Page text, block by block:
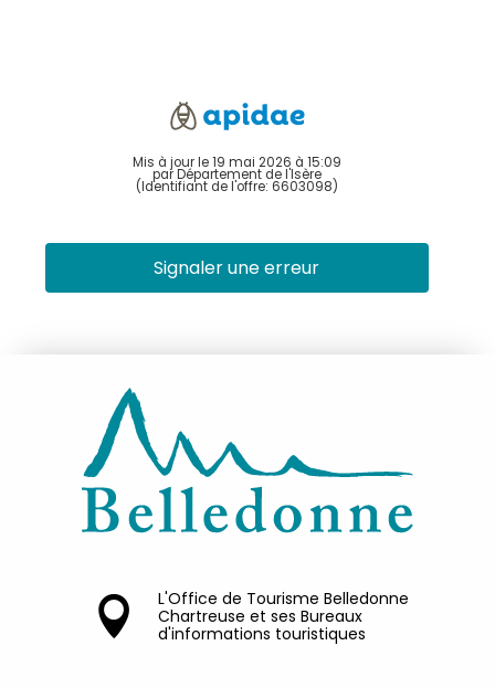
Mis à jour le 19 mai 2026 à 15:09
par Département de l'Isère
(Identifiant de l'offre: 6603098)
Signaler une erreur
L'Office de Tourisme Belledonne
Chartreuse et ses Bureaux
d'informations touristiques